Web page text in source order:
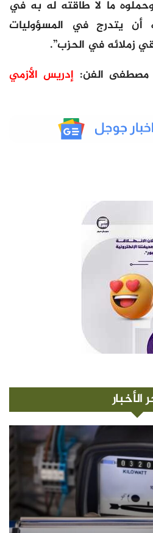
ما لا طاقته له به في
أن يتدرج في المسؤوليات
زملائه في الحزب”.
مصطفى الفن: إدريس الأزمي
الأخبار